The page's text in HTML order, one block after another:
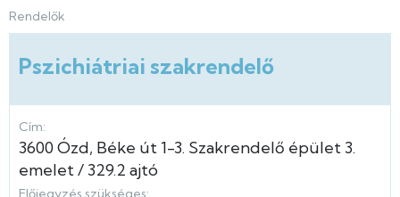
Rendelők
Pszichiátriai szakrendelő
Cím:
3600Ózd Béke út 1-3. Szakrendelő épület3.
emelet
329.2 ajtó
Előjegyzés szükséges: